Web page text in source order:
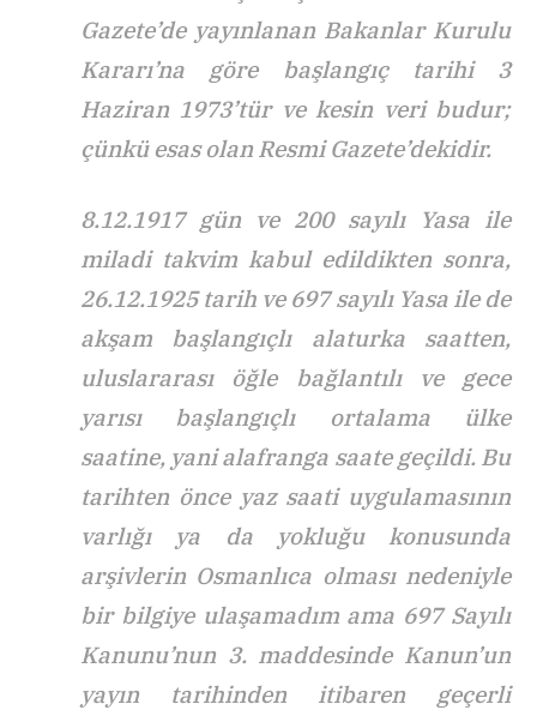
Gazete’de yayınlanan Bakanlar Kurulu
Kararı’na göre başlangıç tarihi 3
Haziran 1973’tür ve kesin veri budur;
çünkü esas olan Resmi Gazete’dekidir.
8.12.1917 gün ve 200 sayılı Yasa ile
miladi takvim kabul edildikten sonra,
26.12.1925 tarih ve 697 sayılı Yasa ile de
akşam başlangıçlı alaturka saatten,
uluslararası öğle bağlantılı ve gece
yarısı başlangıçlı ortalama ülke
saatine, yani alafranga saate geçildi. Bu
tarihten önce yaz saati uygulamasının
varlığı ya da yokluğu konusunda
arşivlerin Osmanlıca olması nedeniyle
bir bilgiye ulaşamadım ama 697 Sayılı
Kanunu’nun 3. maddesinde Kanun’un
yayın tarihinden itibaren geçerli